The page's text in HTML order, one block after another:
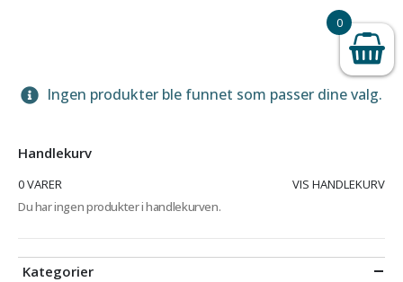
Ingen produkter ble funnet som passer dine valg.
Handlekurv
0 VARER
VIS HANDLEKURV
Du har ingen produkter i handlekurven.
Kategorier
0